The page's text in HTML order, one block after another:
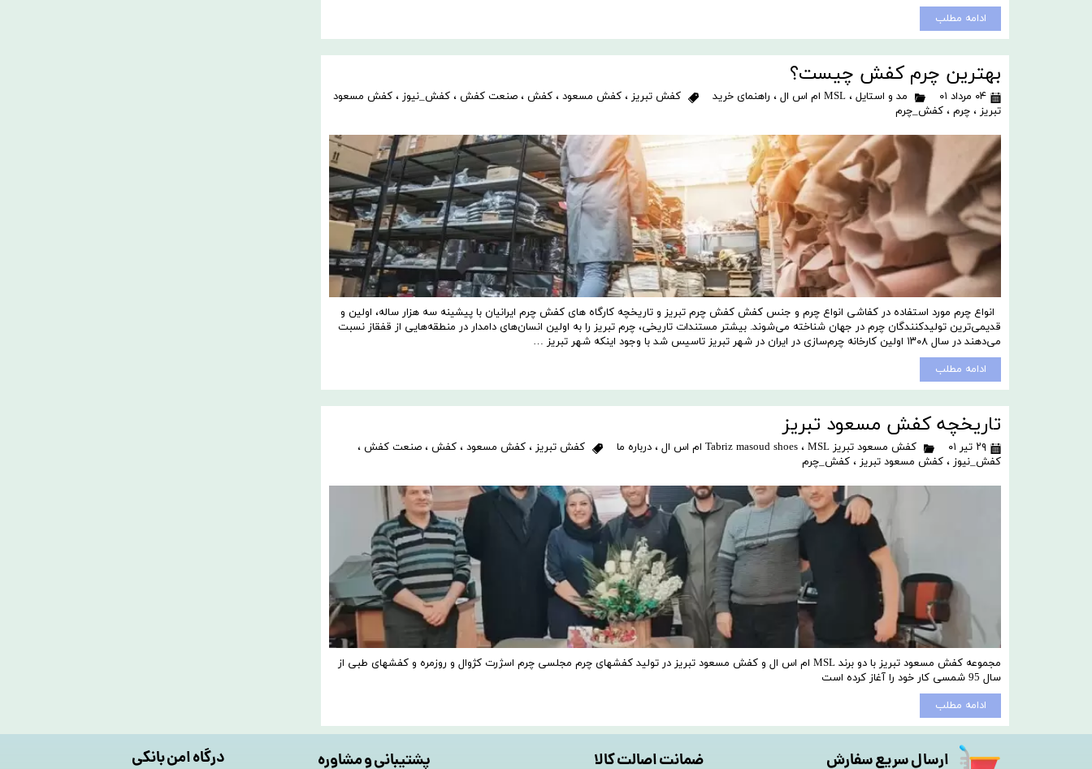
ادامه مطلب
بهترین چرم کفش چیست؟
۰۴ مرداد ۰۱ مد و استایل ، MSL ام اس ال ، راهنمای خرید کفش تبریز ، کفش مسعود ، کفش ، صنعت کفش ، کفش_نیوز ، کفش مسعود
تبریز ، چرم ، کفش_چرم
انواع چرم مورد استفاده در کفاشی انواع چرم و جنس کفش کفش چرم تبریز و تاریخچه کارگاه های کفش چرم ایرانیان با پیشینه سه هزار ساله، اولین و
قدیمی‌ترین تولید‌کنندگان چرم در جهان شناخته می‌شوند. بیشتر مستندات تاریخی، چرم تبریز را به اولین انسان‌های دامدار در منطقه‌هایی از قفقاز نسبت
می‌دهند در سال ۱۳۰۸ اولین کارخانه چرم‌سازی در ایران در شهر تبریز تاسیس شد با وجود اینکه شهر تبریز …
ادامه مطلب
تاریخچه کفش مسعود تبریز
۲۹ تیر ۰۱ کفش مسعود تبریز Tabriz masoud shoes ، MSL ام اس ال ، درباره ما کفش تبریز ، کفش مسعود ، کفش ، صنعت کفش ،
کفش_نیوز ، کفش مسعود تبریز ، کفش_چرم
مجموعه کفش مسعود تبریز با دو برند MSL ام اس ال و کفش مسعود تبریز در تولید کفشهای چرم مجلسی چرم اسژرت کژوال و روزمره و کفشهای طبی از
سال 95 شمسی کار خود را آغاز کرده است
ادامه مطلب
درگاه امن بانکی پشتیبانی و مشاوره ضمانت اصالت کالا ارسال سریع سفارش